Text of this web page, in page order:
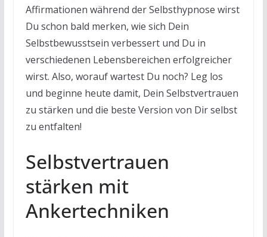
Affirmationen während der Selbsthypnose wirst
Du schon bald merken, wie sich Dein
Selbstbewusstsein verbessert und Du in
verschiedenen Lebensbereichen erfolgreicher
wirst. Also, worauf wartest Du noch? Leg los
und beginne heute damit, Dein Selbstvertrauen
zu stärken und die beste Version von Dir selbst
zu entfalten!
Selbstvertrauen
stärken mit
Ankertechniken